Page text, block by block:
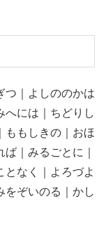
つ｜よしののかは
へには｜ちどりし
ももしきの｜おほ
｜みるごとに｜
となく｜よろづよ
をぞいのる｜かし